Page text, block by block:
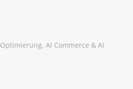
AI Commerce & AI